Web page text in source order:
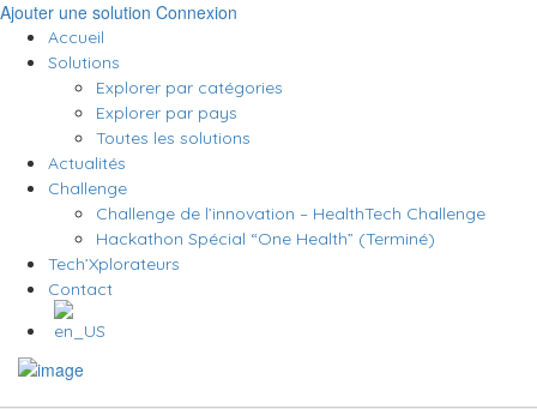
Ajouter une solution Connexion
Accueil
Solutions
Explorer par catégories
Explorer par pays
Toutes les solutions
Actualités
Challenge
Challenge de l’innovation – HealthTech Challenge
Hackathon Spécial “One Health” (Terminé)
Tech’Xplorateurs
Contact